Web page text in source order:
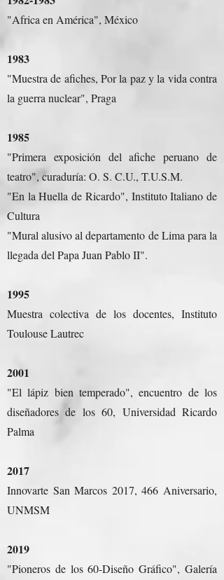
"Africa en América", México
1983
"Muestra de afiches, Por la paz y la vida contra
la guerra nuclear", Praga
1985
"Primera exposición del afiche peruano de
teatro", curaduría: O. S. C.U., T.U.S.M.
"En la Huella de Ricardo", Instituto Italiano de
Cultura
"Mural alusivo al departamento de Lima para la
llegada del Papa Juan Pablo II".
1995
Muestra colectiva de los docentes, Instituto
Toulouse Lautrec
2001
"El lápiz bien temperado", encuentro de los
diseñadores de los 60, Universidad Ricardo
Palma
2017
Innovarte San Marcos 2017, 466 Aniversario,
UNMSM
2019
"Pioneros de los 60-Diseño Gráfico", Galería